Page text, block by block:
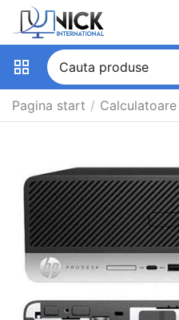
Pagina start /